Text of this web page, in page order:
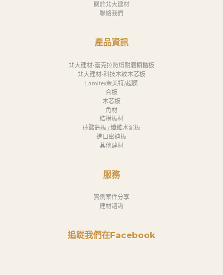
關於北大建材
聯絡我們
產品資訊
北大建材-蕾克拉防焰耐磨櫥櫃板
北大建材-科技木紋木芯板
Lamitex奈美特/超膜
合板
木芯板
角材
結構板材
矽酸鈣板 / 纖維水泥板
進口密迪板
其他建材
服務
實例案件分享
建材諮詢
追踨我們在Facebook